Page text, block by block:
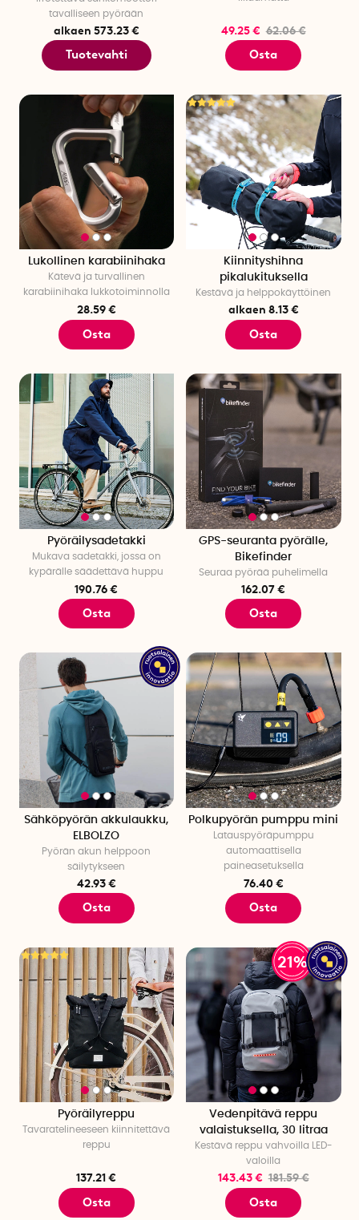
tavalliseen pyörään
alkaen 573.23 €
Tuotevahti
49.25 € 62.06 €
Osta
Lukollinen karabiinihaka
Kätevä ja turvallinen
karabiinihaka lukkotoiminnolla
28.59 €
Osta
Kiinnityshihna
pikalukituksella
Kestävä ja helppokäyttöinen
alkaen 8.13 €
Osta
Pyöräilysadetakki
Mukava sadetakki, jossa on
kypärälle säädettävä huppu
190.76 €
Osta
GPS-seuranta pyörälle,
Bikefinder
Seuraa pyörää puhelimella
162.07 €
Osta
Sähköpyörän akkulaukku,
ELBOLZO
Pyörän akun helppoon
säilytykseen
42.93 €
Osta
Polkupyörän pumppu mini
Latauspyöräpumppu
automaattisella
paineasetuksella
76.40 €
Osta
Pyöräilyreppu
Tavaratelineeseen kiinnitettävä
reppu
137.21 €
Osta
21%
Vedenpitävä reppu
valaistuksella, 30 litraa
Kestävä reppu vahvoilla LED-
valoilla
143.43 € 181.59 €
Osta